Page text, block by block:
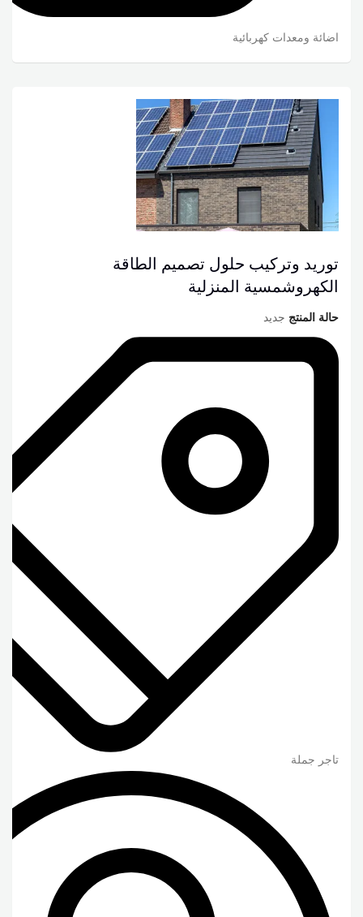
اضائة ومعدات كهربائية
توريد وتركيب حلول تصميم الطاقة
الكهروشمسية المنزلية
حالة المنتج جديد
تاجر جملة